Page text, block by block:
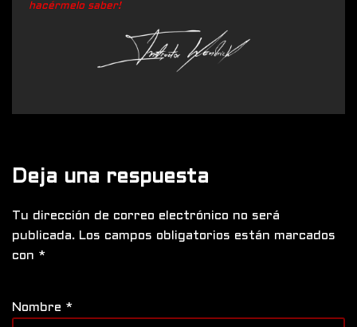
hacérmelo saber!
Deja una respuesta
Tu dirección de correo electrónico no será
publicada. Los campos obligatorios están marcados
con *
Nombre *